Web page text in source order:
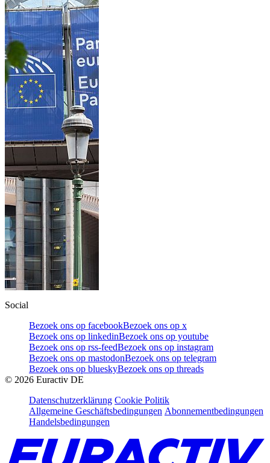
Social
Bezoek ons op facebookBezoek ons op x
Bezoek ons op linkedinBezoek ons op youtube
Bezoek ons op rss-feedBezoek ons op instagram
Bezoek ons op mastodonBezoek ons op telegram
Bezoek ons op blueskyBezoek ons op threads
© 2026 Euractiv DE
Datenschutzerklärung Cookie Politik
Allgemeine Geschäftsbedingungen Abonnementbedingungen
Handelsbedingungen